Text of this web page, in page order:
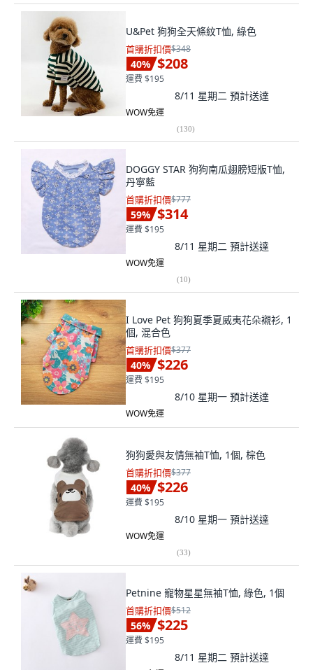
U&Pet 狗狗全天條紋T恤, 綠色
首購折扣價$348
40% $208
運費 $195
8/11 星期二 預計送達
WOW免運
(130)
DOGGY STAR 狗狗南瓜翅膀短版T恤,
丹寧藍
首購折扣價$777
59% $314
運費 $195
8/11 星期二 預計送達
WOW免運
(10)
I Love Pet 狗狗夏季夏威夷花朵襯衫, 1
個, 混合色
首購折扣價$377
40% $226
運費 $195
8/10 星期一 預計送達
WOW免運
狗狗愛與友情無袖T恤, 1個, 棕色
首購折扣價$377
40% $226
運費 $195
8/10 星期一 預計送達
WOW免運
(33)
Petnine 寵物星星無袖T恤, 綠色, 1個
首購折扣價$512
56% $225
運費 $195
8/11 星期二 預計送達